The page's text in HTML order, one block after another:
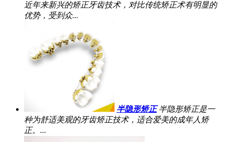
近年来新兴的矫正牙齿技术，对比传统矫正术有明显的
优势，受到众...
半隐形矫正 半隐形矫正是一
种为舒适美观的牙齿矫正技术，适合爱美的成年人矫
正。...